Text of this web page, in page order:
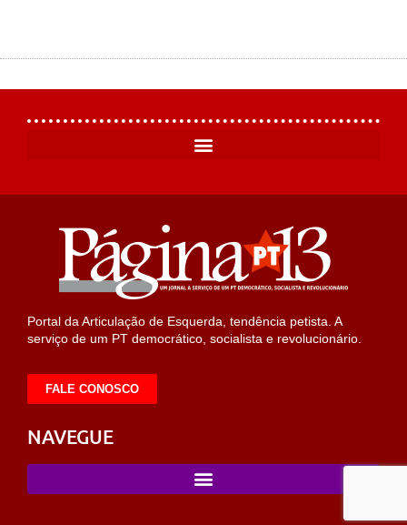
Portal da Articulação de Esquerda, tendência petista. A
serviço de um PT democrático, socialista e revolucionário.
FALE CONOSCO
NAVEGUE